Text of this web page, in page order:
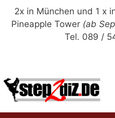
Zum
Inhalt
2x in München und 1 x
Pineapple Tower (ab
Tel. 089 /